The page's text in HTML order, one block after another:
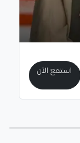
استمع الآن